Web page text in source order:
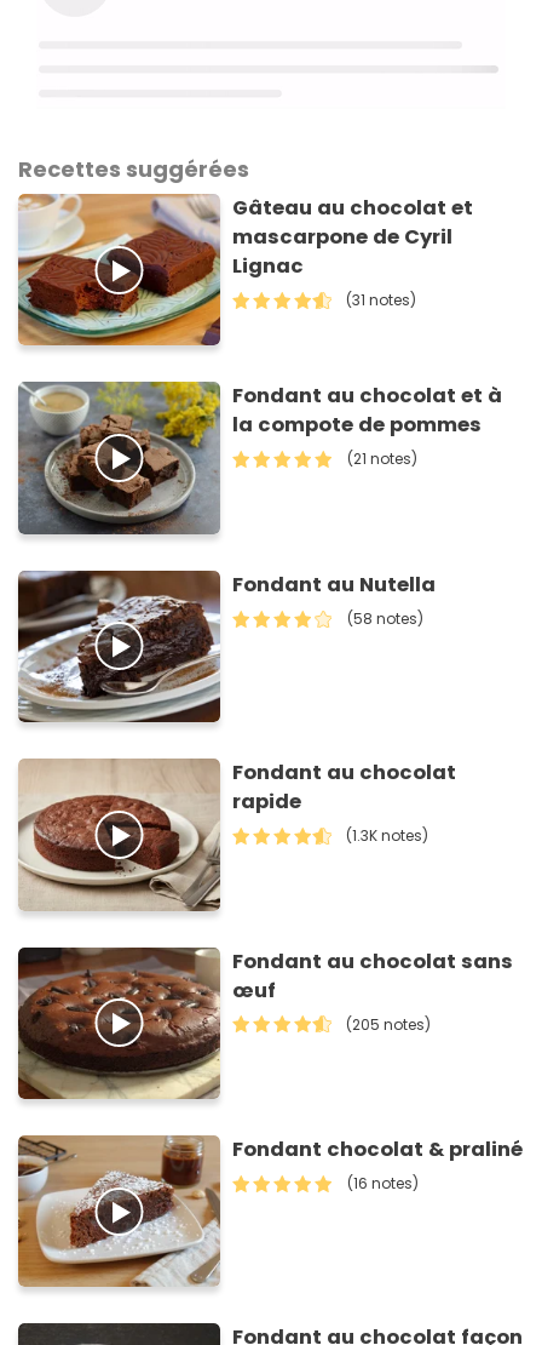
Recettes suggérées
Gâteau au chocolat et
mascarpone de Cyril
Lignac
(31 notes)
Fondant au chocolat et à
la compote de pommes
(21 notes)
Fondant au Nutella
(58 notes)
Fondant au chocolat
rapide
(1.3K notes)
Fondant au chocolat sans
œuf
(205 notes)
Fondant chocolat & praliné
(16 notes)
Fondant au chocolat façon